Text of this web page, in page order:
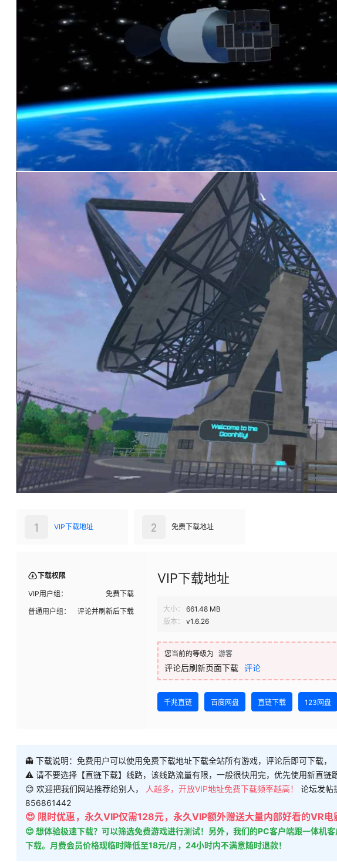
VIP下载地址
1 免费下载地址
2
下载权限
VIP用户组：
免费下载
普通用户组：
评论并刷新后下载
VIP下载地址
大小： 661.48 MB
版本：
v1.6.26
您当前的等级为 游客
评论后刷新页面下载 评论
千兆直链 百度网盘 直链下载 123网盘
👻 下载说明：免费用户可以使用免费下载地址下载全站所有游戏，评论后即可下载
⚠ 请不要选择【直链下载】线路，该线路流量有限，一般很快用完，优先使用新直链
😊 欢迎把我们网站推荐给别人，
人越多，开放VIP地址免费下载频率越高！ 论坛发帖
856861442
😍 限时优惠，永久VIP仅需128元，永久VIP额外赠送大量内部好看的VR电
😍 想体验极速下载？可以筛选免费游戏进行测试！另外，我们的PC客户端跟一体机
下载。月费会员价格现临时降低至18元/月，24小时内不满意随时退款！